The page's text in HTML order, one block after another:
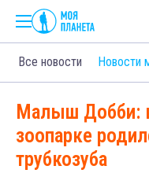
Все новости Новости
Малыш Добби:
зоопарке
трубкозуба